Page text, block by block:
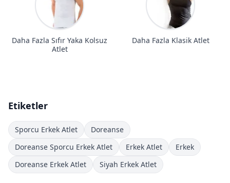
Daha Fazla Sıfır Yaka Kolsuz
Atlet
Daha Fazla Klasik Atlet
Etiketler
Sporcu Erkek Atlet
Doreanse
Doreanse Sporcu Erkek Atlet
Erkek Atlet
Erkek
Doreanse Erkek Atlet
Siyah Erkek Atlet